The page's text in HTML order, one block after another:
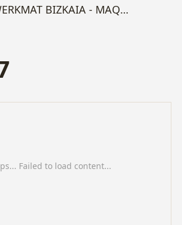
BIZKAIA - MAQUINARIA TROQUELERÍA y MECANIZADO
Failed to load content...